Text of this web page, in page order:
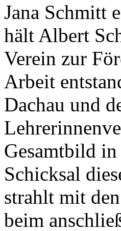
Jana Schmitt
hält Albert
Verein zur
Arbeit
Dachau und
Gesamtbild in
Schicksal
strahlt mit
beim